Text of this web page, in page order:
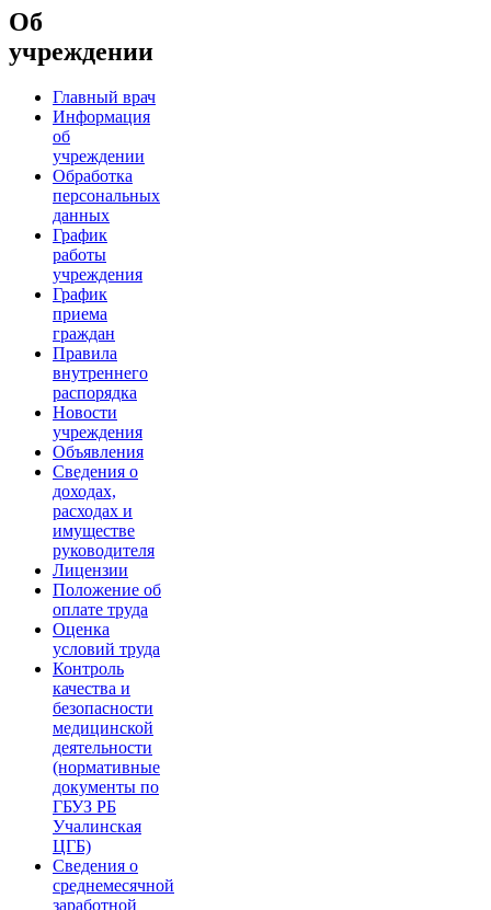
Об
учреждении
Главный врач
Информация
об
учреждении
Обработка
персональных
данных
График
работы
учреждения
График
приема
граждан
Правила
внутреннего
распорядка
Новости
учреждения
Объявления
Сведения о
доходах,
расходах и
имуществе
руководителя
Лицензии
Положение об
оплате труда
Оценка
условий труда
Контроль
качества и
безопасности
медицинской
деятельности
(нормативные
документы по
ГБУЗ РБ
Учалинская
ЦГБ)
Сведения о
среднемесячной
заработной